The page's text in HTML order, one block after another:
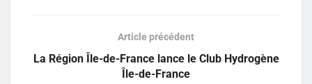
Article précédent
La Région Île-de-France lance le Club Hydrogène
Île-de-France